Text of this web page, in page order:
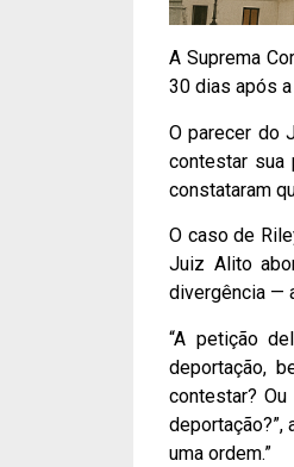
A Suprema
30 dias após
O parecer do
contestar sua
constataram
O caso de
Juiz Alito
divergência —
“A petição
deportação,
contestar?
deportação?”,
uma ordem.”